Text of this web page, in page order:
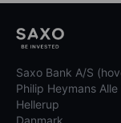
Saxo Bank A/S
Philip Heymans Alle
Hellerup